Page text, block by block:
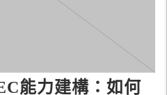
能力建構：如何